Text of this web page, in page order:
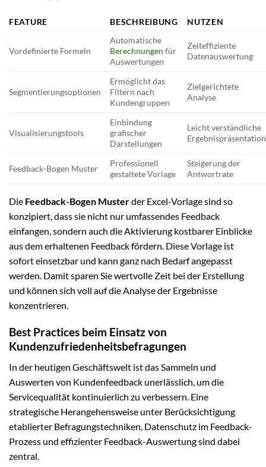
FEATURE BESCHREIBUNG NUTZEN
Vordefinierte Formeln
Automatische
Berechnungen für
Auswertungen
Zeiteffiziente
Datenauswertung
Segmentierungsoptionen
Ermöglicht das
Filtern nach
Kundengruppen
Zielgerichtete
Analyse
Visualisierungstools
Einbindung
grafischer
Darstellungen
Leicht verständliche
Ergebnispräsentation
Feedback-Bogen Muster
Professionell
gestaltete Vorlage
Steigerung der
Antwortrate
Die Feedback-Bogen Musterder Excel-Vorlage sind so
konzipiert, dass sie nicht nur umfassendes Feedback
einfangen, sondern auch die Aktivierung kostbarer Einblicke
aus dem erhaltenen Feedback fördern. Diese Vorlage ist
sofort einsetzbar und kann ganz nach Bedarf angepasst
werden. Damit sparen Sie wertvolle Zeit bei der Erstellung
und können sich voll auf die Analyse der Ergebnisse
konzentrieren.
Best Practices beim Einsatz von
Kundenzufriedenheitsbefragungen
In der heutigen Geschäftswelt ist das Sammeln und
Auswerten von Kundenfeedback unerlässlich, um die
Servicequalität kontinuierlich zu verbessern. Eine
strategische Herangehensweise unter Berücksichtigung
etablierter Befragungstechniken, Datenschutz im Feedback-
Prozess und effizienter Feedback-Auswertung sind dabei
zentral.